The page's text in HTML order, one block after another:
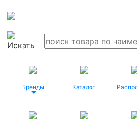
Бренды Каталог